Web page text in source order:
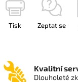
Tisk Zeptat se
Kvalitní
Dlouholeté